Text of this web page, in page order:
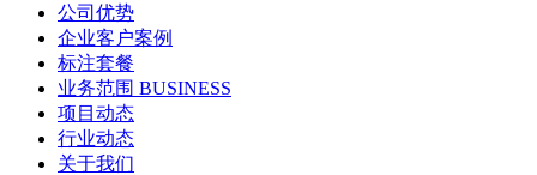
公司优势
企业客户案例
标注套餐
业务范围 BUSINESS
项目动态
行业动态
关于我们